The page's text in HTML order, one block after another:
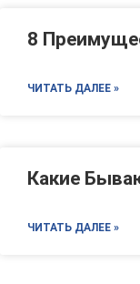
8
ЧИТАТЬ ДАЛЕЕ »
Какие
ЧИТАТЬ ДАЛЕЕ »